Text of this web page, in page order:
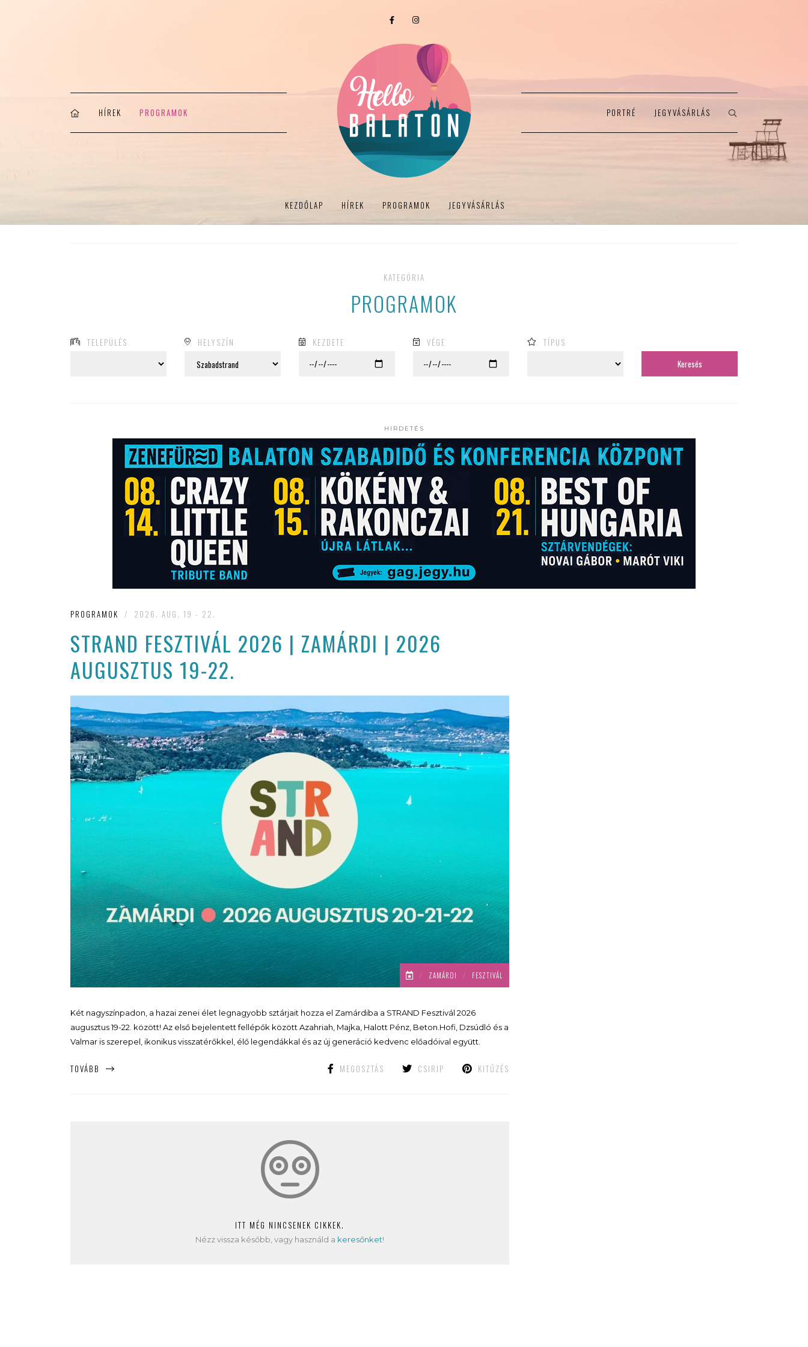
HÍREK PROGRAMOK PORTRÉ JEGYVÁSÁRLÁS
KEZDŐLAP HÍREK PROGRAMOK JEGYVÁSÁRLÁS
KATEGÓRIA
PROGRAMOK
TELEPÜLÉS HELYSZÍN KEZDETE VÉGE TÍPUS
HIRDETÉS
PROGRAMOK / 2026. AUG. 19 - 22.
STRAND FESZTIVÁL 2026 | ZAMÁRDI | 2026
AUGUSZTUS 19-22.
/ ZAMÁRDI / FESZTIVÁL
Két nagyszínpadon, a hazai zenei élet legnagyobb sztárjait hozza el Zamárdiba a STRAND Fesztivál 2026
augusztus 19-22. között! Az első bejelentett fellépők között Azahriah, Majka, Halott Pénz, Beton.Hofi, Dzsúdló és a
Valmar is szerepel, ikonikus visszatérőkkel, élő legendákkal és az új generáció kedvenc előadóival együtt.
TOVÁBB KITŰZÉS
CSIRIP
MEGOSZTÁS
ITT MÉG NINCSENEK CIKKEK.
Nézz vissza később, vagy használd a keresőnket!